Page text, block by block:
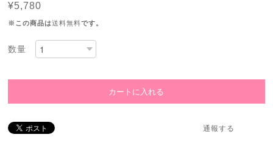
¥5,780
※この商品は送料無料です。
数量
通報する